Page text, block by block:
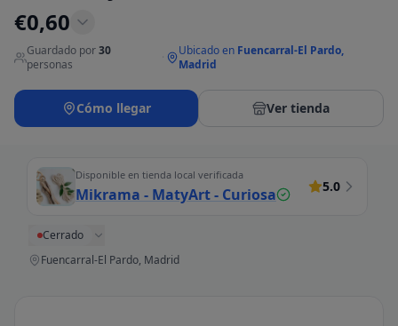
€0,60
Guardado por30
personas
Ubicado en Fuencarral-El Pardo,
Madrid
Cómo llegar Ver tienda
Disponible en tienda local verificada
Mikrama - MatyArt - Curiosa 5.0
Cerrado
Fuencarral-El Pardo, Madrid